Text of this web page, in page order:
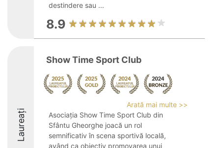
destindere sau ...
8.9
Laureați
Show Time Sport Club
Arată mai multe >>
Asociația Show Time Sport Club din
Sfântu Gheorghe joacă un rol
semnificativ în scena sportivă locală,
având ca obiectiv promovarea unui